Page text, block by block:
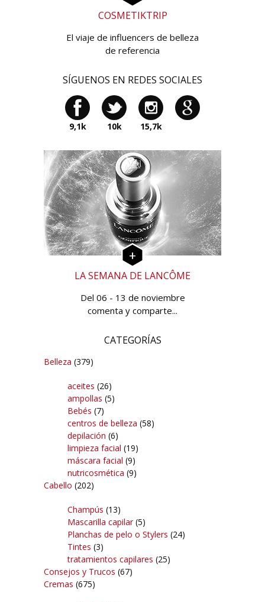
COSMETIKTRIP
El viaje de influencers de belleza
de referencia
SÍGUENOS EN REDES SOCIALES
9,1k 10k 15,7k
LA SEMANA DE LANCÔME
Del 06 - 13 de noviembre
comenta y comparte...
CATEGORÍAS
Belleza (379)
aceites (26)
ampollas (5)
Bebés (7)
centros de belleza (58)
depilación (6)
limpieza facial (19)
máscara facial (9)
nutricosmética (9)
Cabello (202)
Champús (13)
Mascarilla capilar(5)
Planchas de pelo o Stylers (24)
Tintes (3)
tratamientos capilares (25)
Consejos y Trucos (67)
Cremas (675)